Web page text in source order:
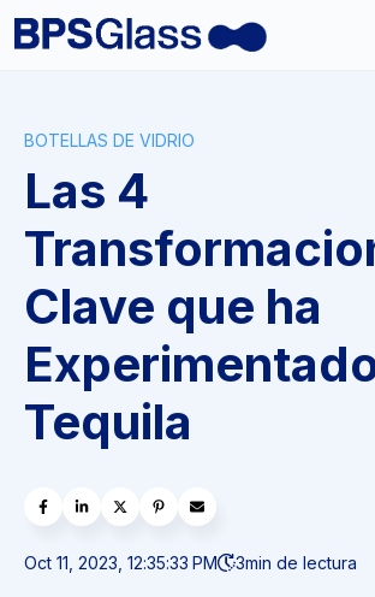
BOTELLAS DE VIDRIO
Las 4
Clave que ha
Tequila
Oct 11, 2023, 12:35:33 PM 3min de lectura